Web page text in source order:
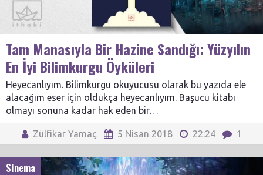
Tam Manasıyla Bir Hazine Sandığı: Yüzyılın
En İyi Bilimkurgu Öyküleri
Heyecanlıyım. Bilimkurgu okuyucusu olarak bu yazıda ele
alacağım eser için oldukça heyecanlıyım. Başucu kitabı
olmayı sonuna kadar hak eden bir…
Zülfikar Yamaç 5 Nisan 2018 22:24 1
Sinema